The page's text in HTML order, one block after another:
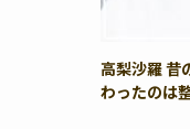
高梨沙羅 昔
わったのは